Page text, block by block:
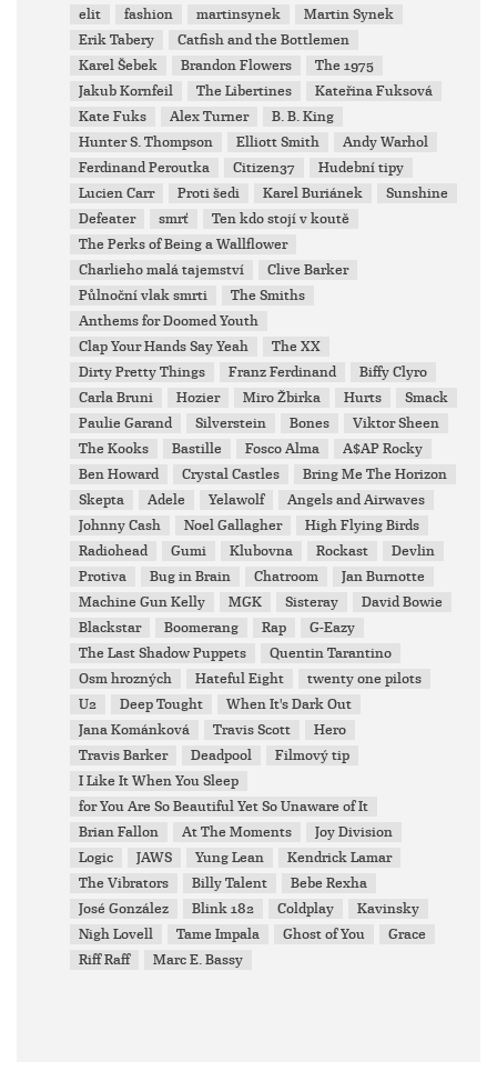
elit
fashion martinsynek
Martin Synek
Erik Tabery
Catfish and the Bottlemen
Karel Šebek
Brandon Flowers
The 1975
Jakub Kornfeil
The Libertines
Kateřina Fuksová
Kate Fuks
Alex Turner
B. B. King
Hunter S. Thompson
Elliott Smith
Andy Warhol
Ferdinand Peroutka
Citizen37
Hudební tipy
Lucien Carr
Proti šedi Karel Buriánek
Sunshine
Defeater
smrť
Ten kdo stojí v koutě
The Perks of Being a Wallflower
Charlieho malá tajemství
Clive Barker
Půlnoční vlak smrti
The Smiths
Anthems for Doomed Youth
Clap Your Hands Say Yeah
The XX
Dirty Pretty Things
Franz Ferdinand
Biffy Clyro
Carla Bruni
Hozier Miro Žbirka Hurts
Smack
Paulie Garand
Silverstein Bones
Viktor Sheen
The Kooks
Bastille Fosco Alma
A$AP Rocky
Ben Howard
Crystal Castles
Bring Me The Horizon
Skepta
Adele Yelawolf
Angels and Airwaves
Johnny Cash
Noel Gallagher
High Flying Birds
Radiohead
Gumi Klubovna Rockast
Devlin
Protiva
Bug in Brain Chatroom
Jan Burnotte
Machine Gun Kelly
MGK Sisteray
David Bowie
Blackstar
Boomerang Rap
G-Eazy
The Last Shadow Puppets
Quentin Tarantino
Osm hrozných
Hateful Eight
twenty one pilots
U2
Deep Tought
When It's Dark Out
Jana Kománková
Travis Scott
Hero
Travis Barker
Deadpool
Filmový tip
I Like It When You Sleep
for You Are So Beautiful Yet So Unaware of It
Brian Fallon
At The Moments
Joy Division
Logic
JAWS Yung Lean
Kendrick Lamar
The Vibrators
Billy Talent
Bebe Rexha
José González
Blink 182 Coldplay
Kavinsky
Nigh Lovell
Tame Impala Ghost of You
Grace
Riff Raff
Marc E. Bassy